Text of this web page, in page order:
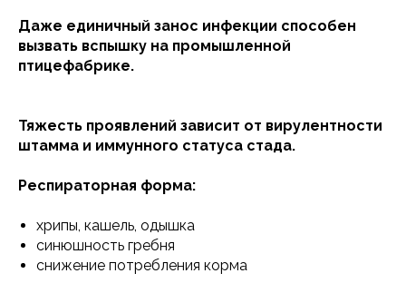
Даже единичный занос инфекции способен
вызвать вспышку на промышленной
птицефабрике.
Тяжесть проявлений зависит от вирулентности
штамма и иммунного статуса стада.
Респираторная форма:
хрипы, кашель, одышка
синюшность гребня
снижение потребления корма